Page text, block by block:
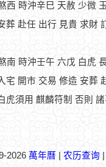
西 時沖辛巳 天赦 少微
葬 赴任 出行 見貴 求財
南 時沖壬午 六戊 白虎
宅 開市 交易 修造 安葬
虎須用 麒麟符制 否則
2026 萬年曆 农历查询